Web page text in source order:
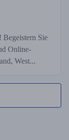
Begeistern Sie
Online-
West...